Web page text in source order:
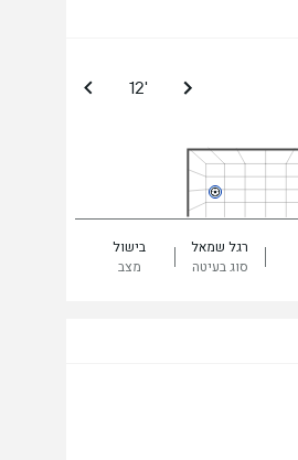
12'
בישול
מצב
רגל שמאל
סוג בעיטה